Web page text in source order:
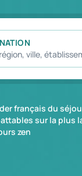
français du
sur la plus
zen